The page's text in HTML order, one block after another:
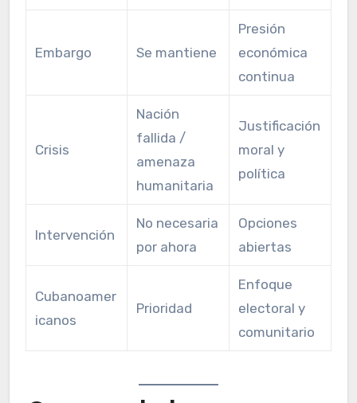
Embargo Se mantiene
Presión
económica
continua
Crisis
Nación
fallida /
amenaza
humanitaria
Justificación
moral y
política
Intervención
No necesaria
por ahora
Opciones
abiertas
Cubanoamer
icanos
Prioridad
Enfoque
electoral y
comunitario